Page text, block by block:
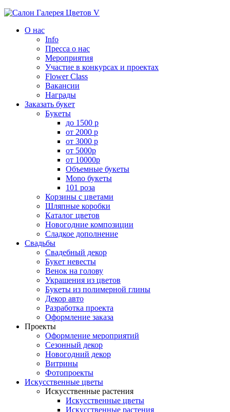
О нас
Info
Пресса о нас
Мероприятия
Участие в конкурсах и проектах
Flower Class
Вакансии
Награды
Заказать букет
Букеты
до 1500 р
от 2000 р
от 3000 р
от 5000р
от 10000р
Объемные букеты
Mono букеты
101 роза
Корзины с цветами
Шляпные коробки
Каталог цветов
Новогодние композиции
Сладкое дополнение
Свадьбы
Свадебный декор
Букет невесты
Венок на голову
Украшения из цветов
Букеты из полимерной глины
Декор авто
Разработка проекта
Оформление заказа
Проекты
Оформление мероприятий
Сезонный декор
Новогодний декор
Витрины
Фотопроекты
Искусственные цветы
Искусственные растения
Искусственные цветы
Искусственные растения